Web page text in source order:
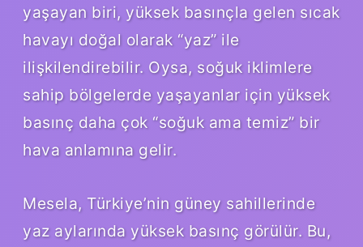
yaşayan biri, yüksek basınçla gelen sıcak
havayı doğal olarak “yaz” ile
ilişkilendirebilir. Oysa, soğuk iklimlere
sahip bölgelerde yaşayanlar için yüksek
basınç daha çok “soğuk ama temiz” bir
hava anlamına gelir.
Mesela, Türkiye’nin güney sahillerinde
yaz aylarında yüksek basınç görülür. Bu,